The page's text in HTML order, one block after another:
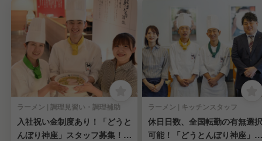
ラーメン | 調理見習い・調理補助
入社祝い金制度あり！「どうと
んぼり神座」スタッフ募集！
ラーメン | キッチンスタッフ
休日日数、全国転勤の有無選択
可能！「どうとんぼり神座」キ